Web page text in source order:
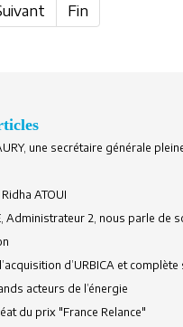
Fin
une secrétaire générale
ATOUI
Administrateur 2, nous parle de
d’URBICA et
acteurs de l’énergie
du prix "France Relance"